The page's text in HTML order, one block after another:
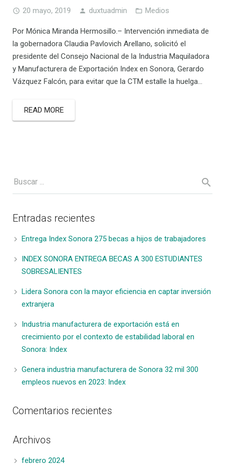
20 mayo, 2019 duxtuadmin Medios
Por Mónica Miranda Hermosillo.– Intervención inmediata de
la gobernadora Claudia Pavlovich Arellano, solicitó el
presidente del Consejo Nacional de la Industria Maquiladora
y Manufacturera de Exportación Index en Sonora, Gerardo
Vázquez Falcón, para evitar que la CTM estalle la huelga…
READ MORE
Entradas recientes
Entrega Index Sonora 275 becas a hijos de trabajadores
INDEX SONORA ENTREGA BECAS A 300 ESTUDIANTES
SOBRESALIENTES
Lidera Sonora con la mayor eficiencia en captar inversión
extranjera
Industria manufacturera de exportación está en
crecimiento por el contexto de estabilidad laboral en
Sonora: Index
Genera industria manufacturera de Sonora 32 mil 300
empleos nuevos en 2023: Index
Comentarios recientes
Archivos
febrero 2024